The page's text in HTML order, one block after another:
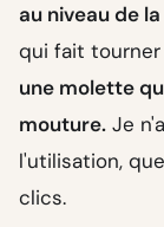
au niveau de
qui fait
une molette
mouture. Je
l'utilisation,
clics.